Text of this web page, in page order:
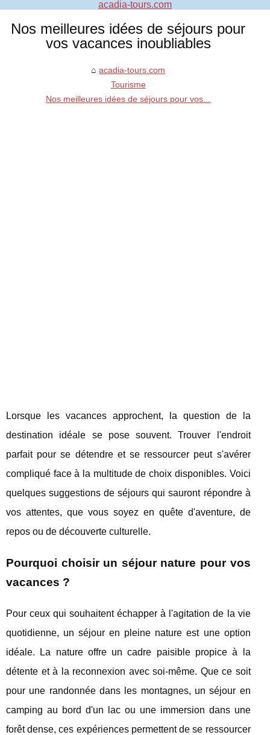
Nos meilleures idées de séjours pour
vos vacances inoubliables
acadia-tours.com
Tourisme
Nos meilleures idées de séjours pour vos...
Lorsque les vacances approchent, la question de la
destination idéale se pose souvent. Trouver l'endroit
parfait pour se détendre et se ressourcer peut s'avérer
compliqué face à la multitude de choix disponibles. Voici
quelques suggestions de séjours qui sauront répondre à
vos attentes, que vous soyez en quête d'aventure, de
repos ou de découverte culturelle.
Pourquoi choisir un séjour nature pour vos
vacances ?
Pour ceux qui souhaitent échapper à l'agitation de la vie
quotidienne, un séjour en pleine nature est une option
idéale. La nature offre un cadre paisible propice à la
détente et à la reconnexion avec soi-même. Que ce soit
pour une randonnée dans les montagnes, un séjour en
camping au bord d'un lac ou une immersion dans une
forêt dense, ces expériences permettent de se ressourcer
acadia-tours.com